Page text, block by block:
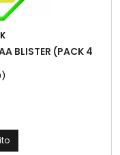
BLISTER (PACK 4